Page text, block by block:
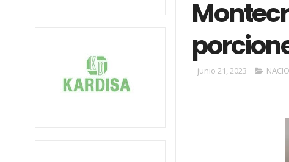
junio 21, 2023